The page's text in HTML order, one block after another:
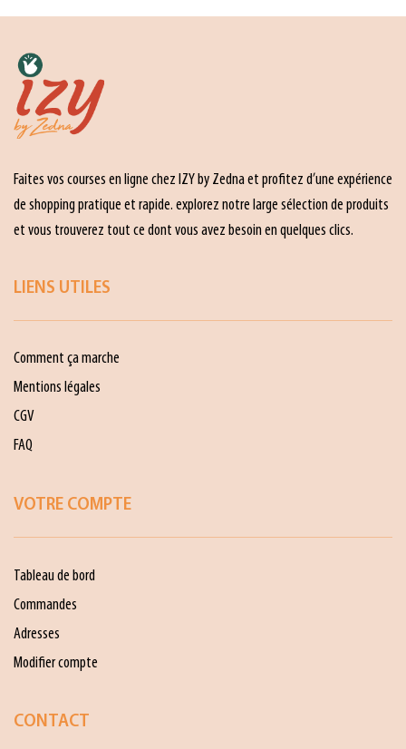
Faites vos courses en ligne chez IZY by Zedna et profitez d’une expérience
de shopping pratique et rapide. explorez notre large sélection de produits
et vous trouverez tout ce dont vous avez besoin en quelques clics.
LIENS UTILES
Comment ça marche
Mentions légales
CGV
FAQ
VOTRE COMPTE
Tableau de bord
Commandes
Adresses
Modifier compte
CONTACT